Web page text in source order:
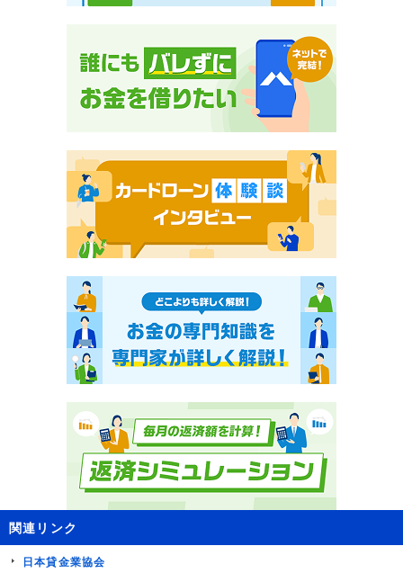
関連リンク
日本貸金業協会